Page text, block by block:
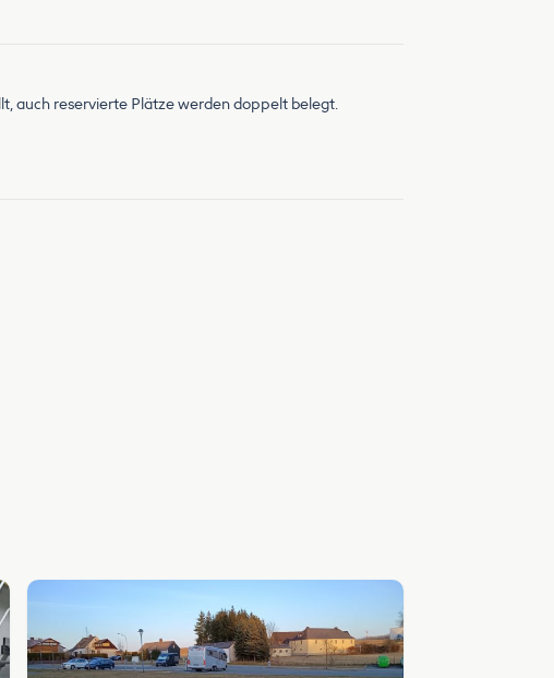
auch reservierte Plätze werden doppelt belegt.